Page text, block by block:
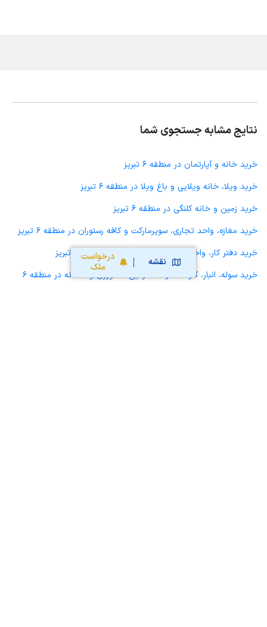
نقشه
درخواست
ملک
نتایج مشابه جستجوی شما
خرید خانه و آپارتمان در منطقه 6 تبریز
خرید ویلا، خانه ویلایی و باغ ویلا در منطقه 6 تبریز
خرید زمین و خانه کلنگی در منطقه 6 تبریز
خرید مغازه، واحد تجاری، سوپرمارکت و کافه رستوران در منطقه 6 تبریز
خرید دفتر کار، واحد اداری و مطب پزشکی در منطقه 6 تبریز
خرید سوله، انبار، کارگاه، کارخانه، زمین کشاورزی و گلخانه در منطقه 6